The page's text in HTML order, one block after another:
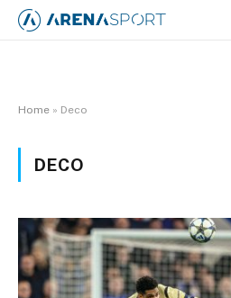
Home » Deco
DECO